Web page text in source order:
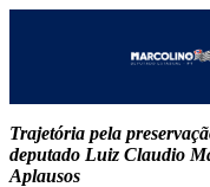
Trajetória pela
deputado Luiz Claudio
Aplausos